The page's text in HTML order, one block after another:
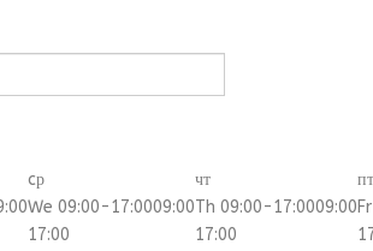
cр чт пт
We 09:00-17:0009:00
17:00
Th 09:00-17:0009:00
17:00